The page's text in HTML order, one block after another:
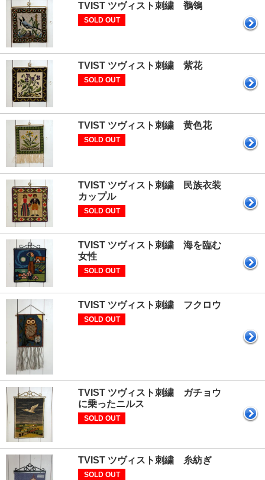
TVIST ツヴィスト刺繍 鶺鴒
SOLD OUT
TVIST ツヴィスト刺繍 紫花
SOLD OUT
TVIST ツヴィスト刺繍 黄色花
SOLD OUT
TVIST ツヴィスト刺繍 民族衣装
カップル
SOLD OUT
TVIST ツヴィスト刺繍 海を臨む
女性
SOLD OUT
TVIST ツヴィスト刺繍 フクロウ
SOLD OUT
TVIST ツヴィスト刺繍 ガチョウ
に乗ったニルス
SOLD OUT
TVIST ツヴィスト刺繍 糸紡ぎ
SOLD OUT